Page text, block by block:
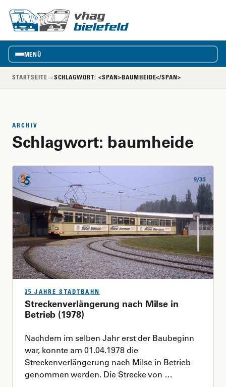
MENÜ
STARTSEITE→SCHLAGWORT: <SPAN>BAUMHEIDE</SPAN>
ARCHIV
Schlagwort: baumheide
35 JAHRE STADTBAHN
Streckenverlängerung nach Milse in
Betrieb (1978)
Nachdem im selben Jahr erst der Baubeginn
war, konnte am 01.04.1978 die
Streckenverlängerung nach Milse in Betrieb
genommen werden. Die Strecke von …